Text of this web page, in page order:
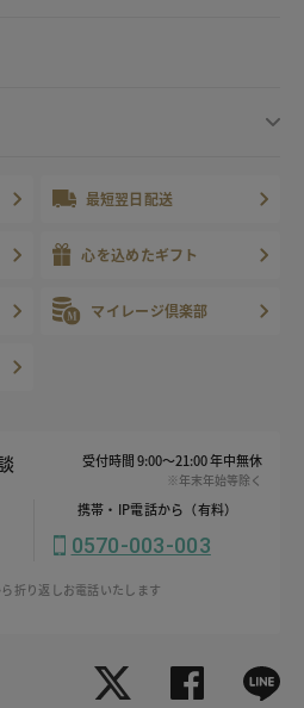
最短翌日配送
心を込めたギフト
マイレージ倶楽部
受付時間 9:00～21:00 年中無休
※年末年始等除く
携帯・IP電話から（有料）
0570-003-003
折り返しお電話いたします